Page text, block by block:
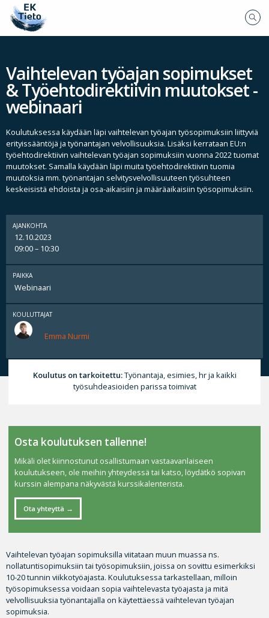
Vaihtelevan työajan sopimukset
& Työehtodirektiivin muutokset -
webinaari
Koulutuksessa käydään läpi vaihtelevan työajan työsopimuksiin liittyviä
erityissääntöjä ja työnantajan velvollisuuksia. Lisäksi kerrataan EU:n
työehtodirektiivin vaihtelevan työajan sopimuksiin vuonna 2022 tuomat
muutokset. Samalla käydään läpi muita työehtodirektiivin tuomia
muutoksia mm. työnantajan selvitysvelvollisuuteen työsuhteen
keskeisistä ehdoista ja osa-aikaisiin ja määräaikaisiin työsopimuksiin.
AJANKOHTA
12.10.2023
09:00 – 10:30
PAIKKA
Webinaari
KOULUTTAJAT
Emma Nurmi
Koulutus on tarkoitettu:Työnantaja, esimies, hr ja kaikki
työsuhdeasioiden parissa toimivat
Vaihtelevan työajan sopimuksilla viitataan muun muassa ns.
nollatuntisopimuksiin tai työsopimuksiin, joissa on sovittu esimerkiksi
10-20 tunnin viikkotyöajasta. Koulutuksessa tarkastellaan, milloin
työsopimuksessa voidaan sopia vaihtelevasta työajasta ja mitä
velvollisuuksia työnantajalla on käytettäessä vaihtelevan työajan
sopimuksia.
Osta koulutuksen tallenne!
Mikäli olet kiinnostunut osallistumaan vastaavanlaiseen
koulutukseen, ole meihin yhteydessä tai katso, löydätkö sopivan
kurssin alempana näkyvästä kurssikalenterista.
Ota yhteyttä